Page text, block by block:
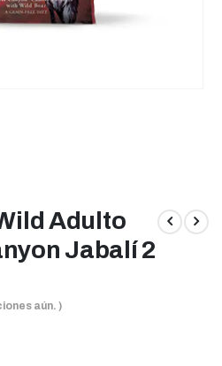
Adulto
Jabalí 2
aún. )